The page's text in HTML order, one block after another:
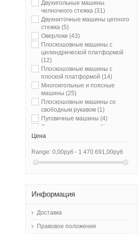
Двухигольные машины
челночного стежка (31)
Двухниточные машины цепного
стежка (5)
Оверлоки (43)
Плоскошовные машины с
цилиндрической платформой
(12)
Плоскошовные машины с
плоской платформой (14)
Многоигольные и поясные
машины (25)
Плоскошовные машины со
свободным рукавом (1)
Пуговичные машины (4)
Петельные машины
(9)
шлевочные машины
Швейные машины «зигзаг»(8)
Ковровые оверлок(5)
платформой
Машины для декоративной
отстрочки изделий(3)
Скорняжные машины
Цена
Range: 0,00руб - 1 470 691,00руб
Информация
Доставка
Правовое положение